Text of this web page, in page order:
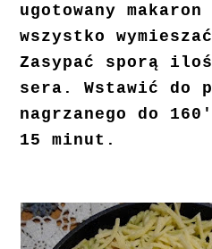
ugotowany
wszystko
Zasypać sporą
sera. Wstawić do
nagrzanego do
15 minut.